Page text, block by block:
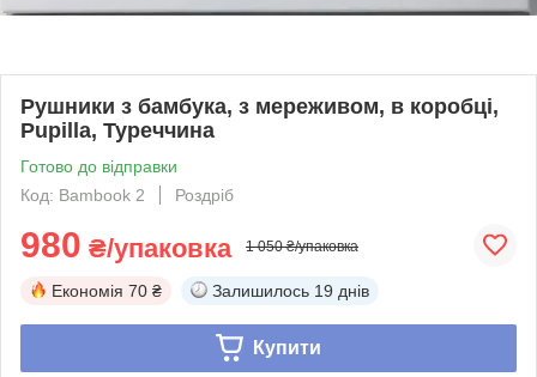
Рушники з бамбука, з мереживом, в коробці,
Pupilla, Туреччина
Готово до відправки
Код: Bambook 2
Роздріб
980 ₴/упаковка 1 050 ₴/упаковка
Економія 70 ₴ Залишилось 19 днів
Купити